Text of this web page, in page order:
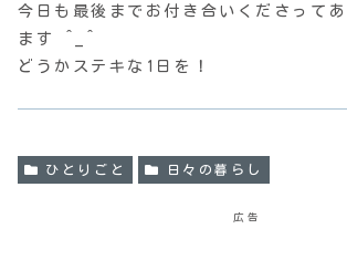
今日も最後までお付き合いくださって
ます ^_^
どうかステキな1日を！
ひとりごと 日々の暮らし
広告